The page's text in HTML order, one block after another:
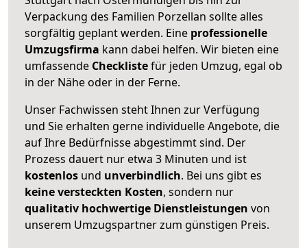
Verpackung des Familien Porzellan sollte alles
sorgfältig geplant werden. Eine professionelle
Umzugsfirma kann dabei helfen. Wir bieten eine
umfassende Checklistefür jeden Umzug, egal ob
in der Nähe oder in der Ferne.
Unser Fachwissen steht Ihnen zur Verfügung
und Sie erhalten gerne individuelle Angebote, die
auf Ihre Bedürfnisse abgestimmt sind. Der
Prozess dauert nur etwa 3 Minuten und ist
kostenlos und unverbindlich. Bei uns gibt es
keine versteckten Kosten, sondern nur
qualitativ hochwertige Dienstleistungen von
unserem Umzugspartner zum günstigen Preis.